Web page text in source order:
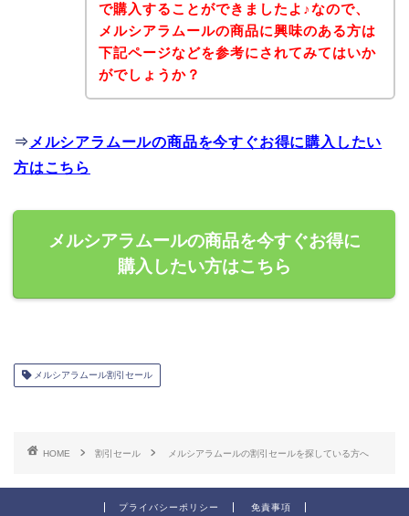
で購入することができましたよ♪なので、
メルシアラムールの商品に興味のある方は
下記ページなどを参考にされてみてはいか
がでしょうか？
⇒ メルシアラムールの商品を今すぐお得に購入したい
方はこちら
メルシアラムールの商品を今すぐお得に
購入したい方はこちら
メルシアラムール割引セール
HOME 割引セール メルシアラムールの割引セールを探している方へ
プライバシーポリシー 免責事項